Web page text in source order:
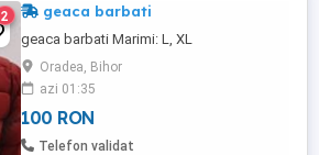
2 geaca barbati
geaca barbati Marimi: L, XL
Oradea, Bihor
azi 01:35
100 RON
Telefon validat